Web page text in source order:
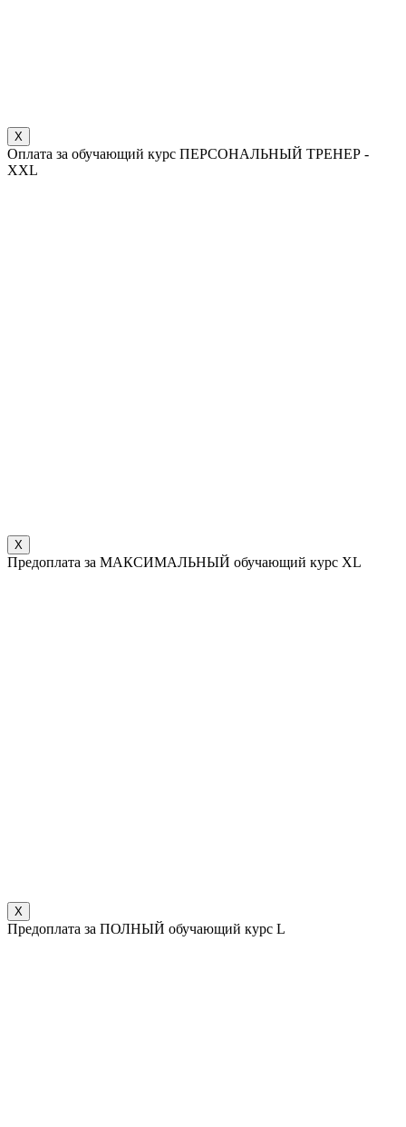
X
Оплата за обучающий курс ПЕРСОНАЛЬНЫЙ ТРЕНЕР -
XXL
X
Предоплата за МАКСИМАЛЬНЫЙ обучающий курс XL
X
Предоплата за ПОЛНЫЙ обучающий курс L